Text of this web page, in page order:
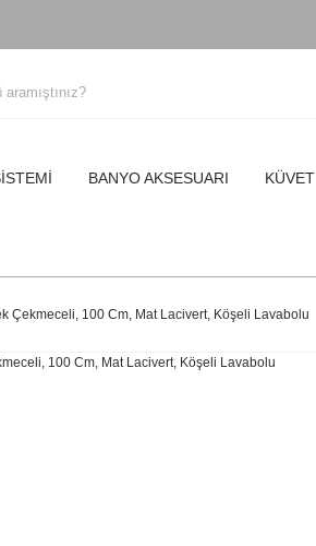
BANYO AKSESUARI
Çekmeceli, 100 Cm, Mat Lacivert, Köşeli Lavabolu